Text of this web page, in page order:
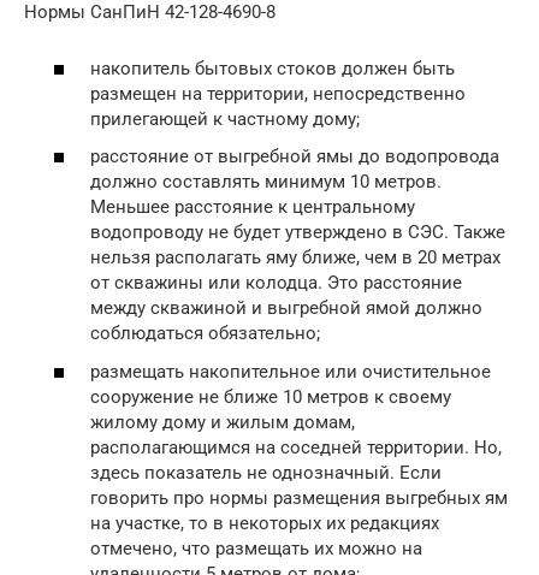
Нормы СанПиН 42-128-4690-8
накопитель бытовых стоков должен быть
размещен на территории, непосредственно
прилегающей к частному дому;
расстояние от выгребной ямы до водопровода
должно составлять минимум 10 метров.
Меньшее расстояние к центральному
водопроводу не будет утверждено в СЭС. Также
нельзя располагать яму ближе, чем в 20 метрах
от скважины или колодца. Это расстояние
между скважиной и выгребной ямой должно
соблюдаться обязательно;
размещать накопительное или очистительное
сооружение не ближе 10 метров к своему
жилому дому и жилым домам,
располагающимся на соседней территории. Но,
здесь показатель не однозначный. Если
говорить про нормы размещения выгребных ям
на участке, то в некоторых их редакциях
отмечено, что размещать их можно на